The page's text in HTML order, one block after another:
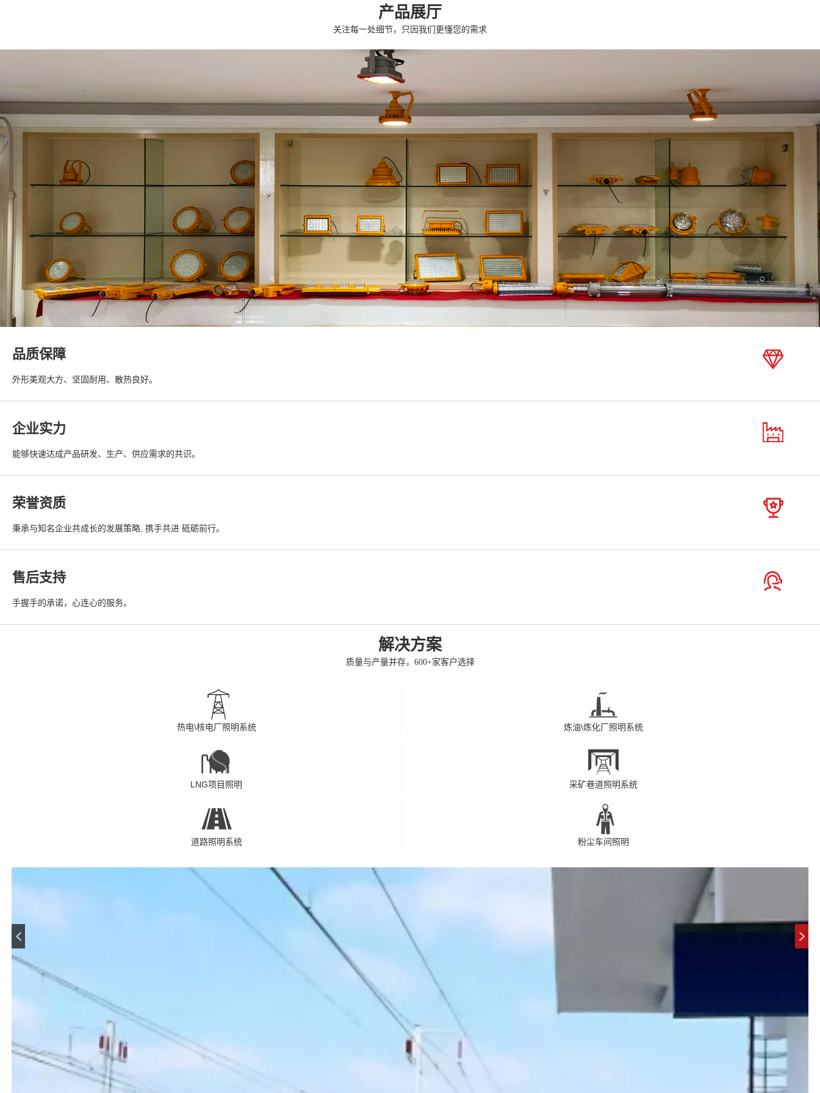
产品展厅
关注每一处细节，只因我们更懂您的需求
品质保障
外形美观大方、坚固耐用、散热良好。
企业实力
能够快速达成产品研发、生产、供应需求的共识。
荣誉资质
秉承与知名企业共成长的发展策略, 携手共进 砥砺前行。
售后支持
手握手的承诺，心连心的服务。
解决方案
质量与产量并存，600+家客户选择
热电\核电厂照明系统 炼油\炼化厂照明系统
LNG项目照明 采矿巷道照明系统
道路照明系统 粉尘车间照明